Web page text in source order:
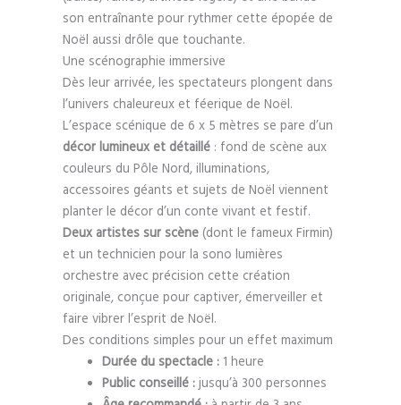
son entraînante pour rythmer cette épopée de
Noël aussi drôle que touchante.
Une scénographie immersive
Dès leur arrivée, les spectateurs plongent dans
l’univers chaleureux et féerique de Noël.
L’espace scénique de 6 x 5 mètres se pare d’un
décor lumineux et détaillé : fond de scène aux
couleurs du Pôle Nord, illuminations,
accessoires géants et sujets de Noël viennent
planter le décor d’un conte vivant et festif.
Deux artistes sur scène (dont le fameux Firmin)
et un technicien pour la sono lumières
orchestre avec précision cette création
originale, conçue pour captiver, émerveiller et
faire vibrer l’esprit de Noël.
Des conditions simples pour un effet maximum
Durée du spectacle :1 heure
Public conseillé :jusqu’à 300 personnes